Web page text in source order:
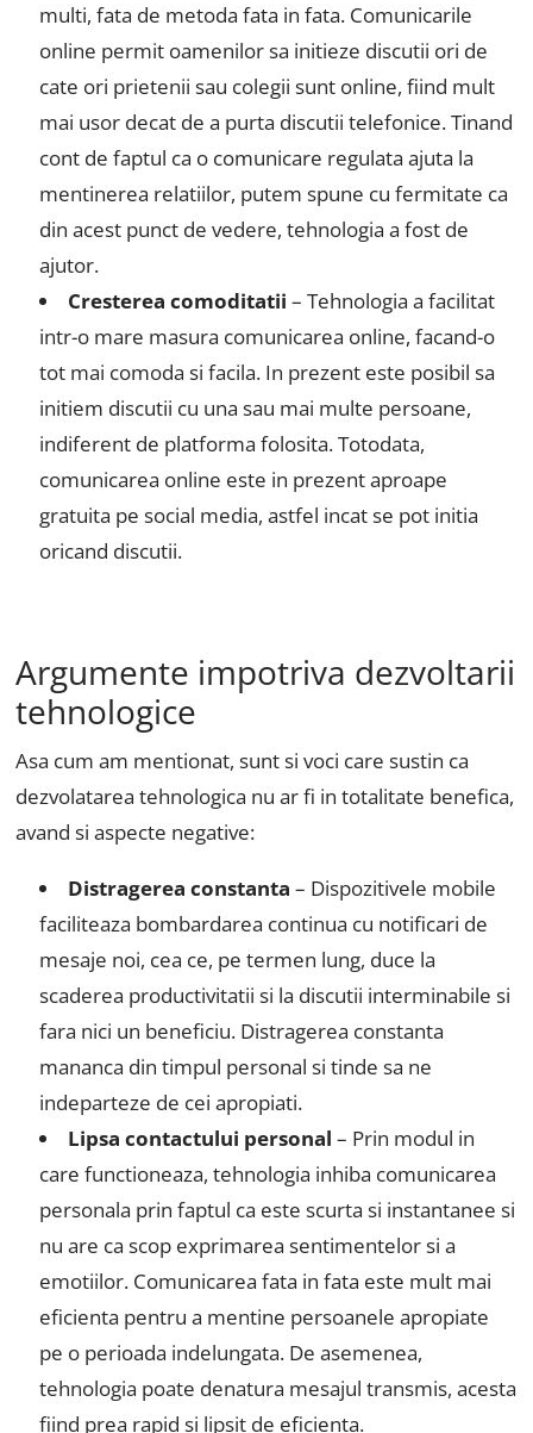
multi, fata de metoda fata in fata. Comunicarile
online permit oamenilor sa initieze discutii ori de
cate ori prietenii sau colegii sunt online, fiind mult
mai usor decat de a purta discutii telefonice. Tinand
cont de faptul ca o comunicare regulata ajuta la
mentinerea relatiilor, putem spune cu fermitate ca
din acest punct de vedere, tehnologia a fost de
ajutor.
Cresterea comoditatii – Tehnologia a facilitat
intr-o mare masura comunicarea online, facand-o
tot mai comoda si facila. In prezent este posibil sa
initiem discutii cu una sau mai multe persoane,
indiferent de platforma folosita. Totodata,
comunicarea online este in prezent aproape
gratuita pe social media, astfel incat se pot initia
oricand discutii.
Argumente impotriva dezvoltarii
tehnologice
Asa cum am mentionat, sunt si voci care sustin ca
dezvolatarea tehnologica nu ar fi in totalitate benefica,
avand si aspecte negative:
Distragerea constanta – Dispozitivele mobile
faciliteaza bombardarea continua cu notificari de
mesaje noi, cea ce, pe termen lung, duce la
scaderea productivitatii si la discutii interminabile si
fara nici un beneficiu. Distragerea constanta
mananca din timpul personal si tinde sa ne
indeparteze de cei apropiati.
Lipsa contactului personal – Prin modul in
care functioneaza, tehnologia inhiba comunicarea
personala prin faptul ca este scurta si instantanee si
nu are ca scop exprimarea sentimentelor si a
emotiilor. Comunicarea fata in fata este mult mai
eficienta pentru a mentine persoanele apropiate
pe o perioada indelungata. De asemenea,
tehnologia poate denatura mesajul transmis, acesta
fiind prea rapid si lipsit de eficienta.